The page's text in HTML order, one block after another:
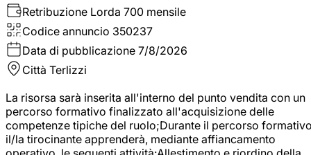
Retribuzione Lorda 700 mensile
Codice annuncio 350237
Data di pubblicazione 7/8/2026
Città Terlizzi
La risorsa sarà inserita all'interno del punto vendita con un
percorso formativo finalizzato all'acquisizione delle
competenze tipiche del ruolo;Durante il percorso
il/la tirocinante apprenderà, mediante affiancamento